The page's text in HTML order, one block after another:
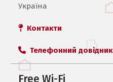
Україна
Контакти
Телефонний довідник
Free Wi-Fi